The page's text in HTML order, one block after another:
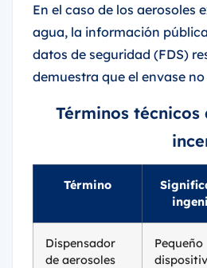
En el caso de los aerosoles
agua, la información
datos de seguridad (FDS)
demuestra que el envase
Términos
Término
Dispensador
de aerosoles
Pequeño